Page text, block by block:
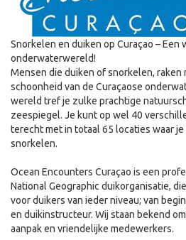
Snorkelen en duiken op Curaçao – Een
onderwaterwereld!
Mensen die duiken of snorkelen, raken
schoonheid van de Curaçaose
wereld tref je zulke prachtige
zeespiegel. Je kunt op wel 40
terecht met in totaal 65 locaties waar
snorkelen.
Ocean Encounters Curaçao is een
National Geographic duikorganisatie,
voor duikers van ieder niveau; van
en duikinstructeur. Wij staan bekend
aanpak en vriendelijke medewerkers.